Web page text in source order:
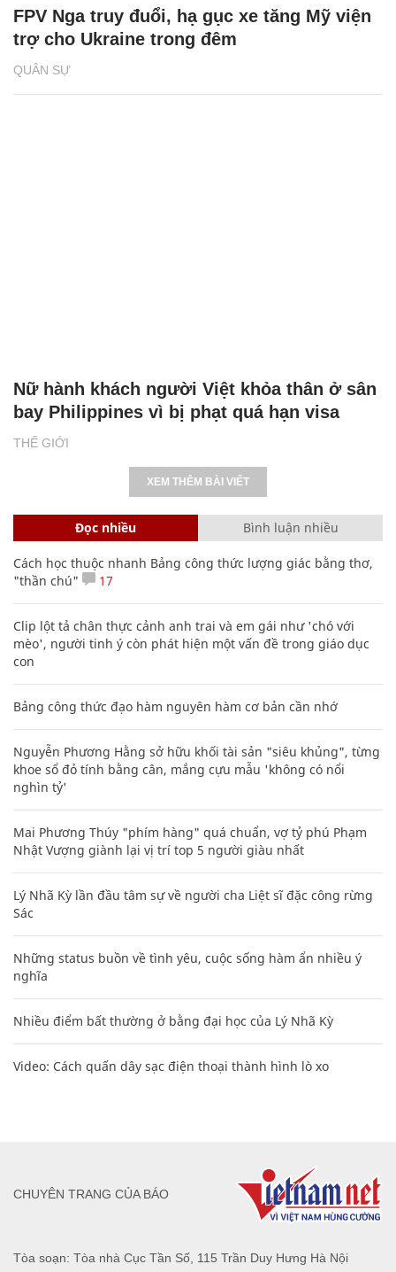
QUÂN SỰ
FPV Nga truy đuổi, hạ gục xe tăng Mỹ viện
trợ cho Ukraine trong đêm
THẾ GIỚI
Nữ hành khách người Việt khỏa thân ở sân
bay Philippines vì bị phạt quá hạn visa
XEM THÊM BÀI VIẾT
Đọc nhiều Bình luận nhiều
Cách học thuộc nhanh Bảng công thức lượng giác bằng thơ,
"thần chú"
17
Clip lột tả chân thực cảnh anh trai và em gái như 'chó với
mèo', người tinh ý còn phát hiện một vấn đề trong giáo dục
con
Bảng công thức đạo hàm nguyên hàm cơ bản cần nhớ
Nguyễn Phương Hằng sở hữu khối tài sản "siêu khủng", từng
khoe sổ đỏ tính bằng cân, mắng cựu mẫu 'không có nổi
nghìn tỷ'
Mai Phương Thúy "phím hàng" quá chuẩn, vợ tỷ phú Phạm
Nhật Vượng giành lại vị trí top 5 người giàu nhất
Lý Nhã Kỳ lần đầu tâm sự về người cha Liệt sĩ đặc công rừng
Sác
Những status buồn về tình yêu, cuộc sống hàm ẩn nhiều ý
nghĩa
Nhiều điểm bất thường ở bằng đại học của Lý Nhã Kỳ
Video: Cách quấn dây sạc điện thoại thành hình lò xo
Tòa soạn: Tòa nhà Cục Tần Số, 115 Trần Duy Hưng Hà Nội
CHUYÊN TRANG CỦA BÁO